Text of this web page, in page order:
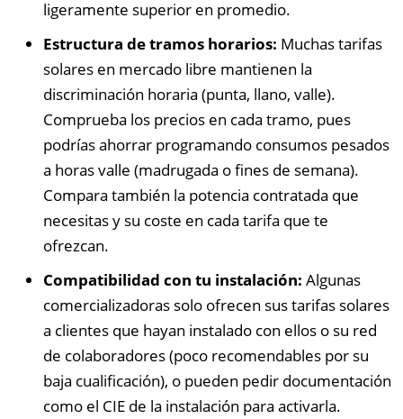
ligeramente superior en promedio.
Estructura de tramos horarios: Muchas tarifas
solares en mercado libre mantienen la
discriminación horaria (punta, llano, valle).
Comprueba los precios en cada tramo, pues
podrías ahorrar programando consumos pesados
a horas valle (madrugada o fines de semana).
Compara también la potencia contratada que
necesitas y su coste en cada tarifa que te
ofrezcan.
Compatibilidad con tu instalación: Algunas
comercializadoras solo ofrecen sus tarifas solares
a clientes que hayan instalado con ellos o su red
de colaboradores (poco recomendables por su
baja cualificación), o pueden pedir documentación
como el CIE de la instalación para activarla.